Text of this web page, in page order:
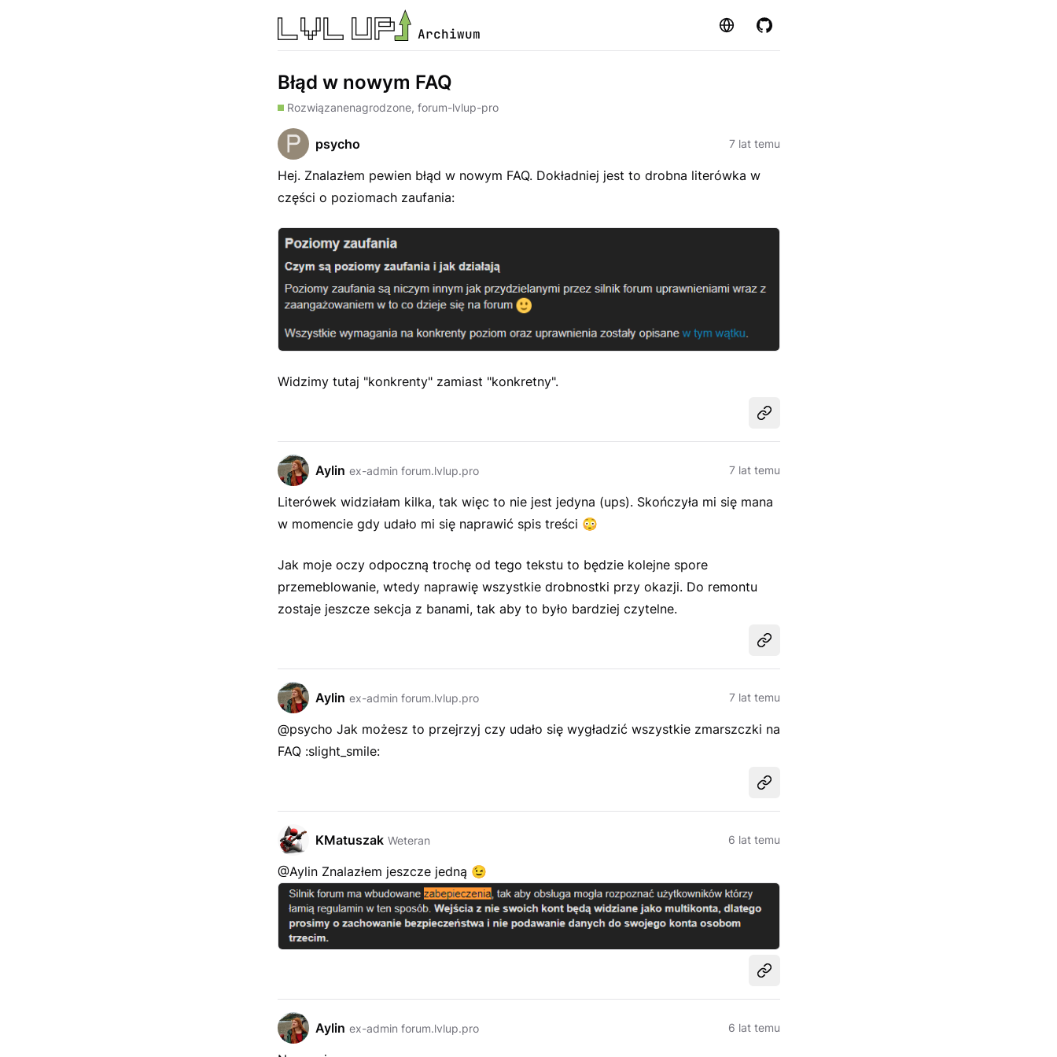
Archiwum Strona GitHub
Błąd w nowym FAQ
Rozwiązanenagrodzone, forum-lvlup-pro
psycho 7 lat temu
Hej. Znalazłem pewien błąd w nowym FAQ. Dokładniej jest to drobna literówka w
części o poziomach zaufania:
Widzimy tutaj "konkrenty" zamiast "konkretny".
Udostępnij
Aylin ex-admin forum.lvlup.pro 7 lat temu
Literówek widziałam kilka, tak więc to nie jest jedyna (ups). Skończyła mi się mana
w momencie gdy udało mi się naprawić spis treści 😳
Jak moje oczy odpoczną trochę od tego tekstu to będzie kolejne spore
przemeblowanie, wtedy naprawię wszystkie drobnostki przy okazji. Do remontu
zostaje jeszcze sekcja z banami, tak aby to było bardziej czytelne.
Udostępnij
Aylin ex-admin forum.lvlup.pro 7 lat temu
@psycho Jak możesz to przejrzyj czy udało się wygładzić wszystkie zmarszczki na
FAQ :slight_smile:
Udostępnij
KMatuszak Weteran 6 lat temu
@Aylin Znalazłem jeszcze jedną 😉
Udostępnij
Aylin ex-admin forum.lvlup.pro 6 lat temu